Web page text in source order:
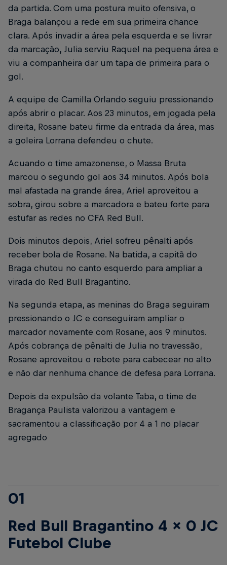
da partida. Com uma postura muito ofensiva, o
Braga balançou a rede em sua primeira chance
clara. Após invadir a área pela esquerda e se livrar
da marcação, Julia serviu Raquel na pequena área e
viu a companheira dar um tapa de primeira para o
gol.
A equipe de Camilla Orlando seguiu pressionando
após abrir o placar. Aos 23 minutos, em jogada pela
direita, Rosane bateu firme da entrada da área, mas
a goleira Lorrana defendeu o chute.
Acuando o time amazonense, o Massa Bruta
marcou o segundo gol aos 34 minutos. Após bola
mal afastada na grande área, Ariel aproveitou a
sobra, girou sobre a marcadora e bateu forte para
estufar as redes no CFA Red Bull.
Dois minutos depois, Ariel sofreu pênalti após
receber bola de Rosane. Na batida, a capitã do
Braga chutou no canto esquerdo para ampliar a
virada do Red Bull Bragantino.
Na segunda etapa, as meninas do Braga seguiram
pressionando o JC e conseguiram ampliar o
marcador novamente com Rosane, aos 9 minutos.
Após cobrança de pênalti de Julia no travessão,
Rosane aproveitou o rebote para cabecear no alto
e não dar nenhuma chance de defesa para Lorrana.
Depois da expulsão da volante Taba, o time de
Bragança Paulista valorizou a vantagem e
sacramentou a classificação por 4 a 1 no placar
agregado
01
Red Bull Bragantino 4 x 0 JC
Futebol Clube